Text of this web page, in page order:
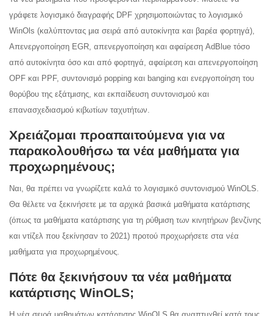
γράφετε λογισμικό διαγραφής DPF χρησιμοποιώντας το λογισμικό
WinOls (καλύπτοντας μια σειρά από αυτοκίνητα και βαρέα φορτηγά),
Απενεργοποίηση EGR, απενεργοποίηση και αφαίρεση AdBlue τόσο
από αυτοκίνητα όσο και από φορτηγά, αφαίρεση και απενεργοποίηση
OPF και PPF, συντονισμό popping και banging και ενεργοποίηση του
θορύβου της εξάτμισης, και εκπαίδευση συντονισμού και
επανασχεδιασμού κιβωτίων ταχυτήτων.
Χρειάζομαι προαπαιτούμενα για να
παρακολουθήσω τα νέα μαθήματα για
προχωρημένους;
Ναι, θα πρέπει να γνωρίζετε καλά το λογισμικό συντονισμού WinOLS
Θα θέλετε να ξεκινήσετε με τα αρχικά βασικά μαθήματα κατάρτισης
(όπως τα μαθήματα κατάρτισης για τη ρύθμιση των κινητήρων βενζίνης
και ντίζελ που ξεκίνησαν το 2021) προτού προχωρήσετε στα νέα
μαθήματα για προχωρημένους.
Πότε θα ξεκινήσουν τα νέα μαθήματα
κατάρτισης WinOLS;